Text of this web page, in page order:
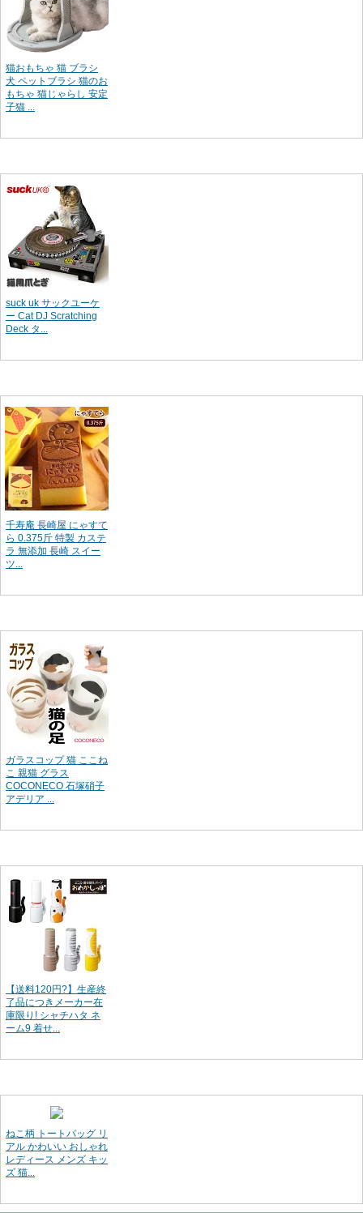
猫おもちゃ 猫 ブラシ
犬 ペットブラシ 猫のお
もちゃ 猫じゃらし 安定
子猫 ...
suck uk サックユーケ
ー Cat DJ Scratching
Deck タ...
千寿庵 長崎屋 にゃすて
ら 0.375斤 特製 カステ
ラ 無添加 長崎 スイー
ツ...
ガラスコップ 猫 ここね
こ 親猫 グラス
COCONECO 石塚硝子
アデリア ...
【送料120円?】生産終
了品につきメーカー在
庫限り! シャチハタ ネ
ーム9 着せ...
ねこ柄 トートバッグ リ
アル かわいい おしゃれ
レディース メンズ キッ
ズ 猫...